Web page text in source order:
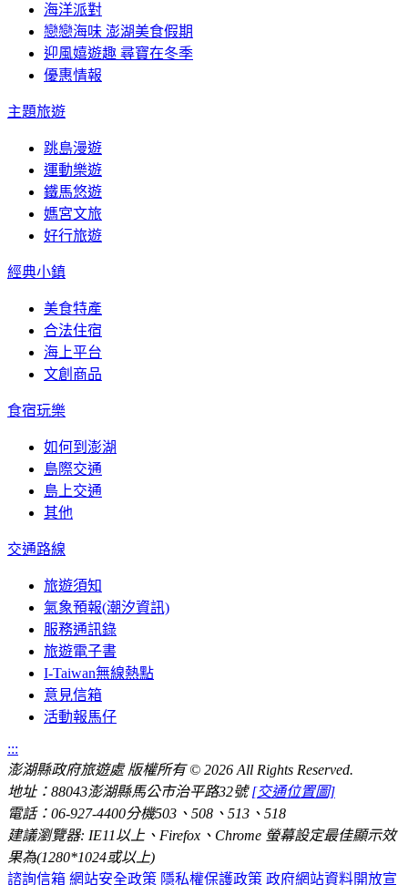
海洋派對
戀戀海味 澎湖美食假期
迎風嬉遊趣 尋寶在冬季
優惠情報
主題旅遊
跳島漫遊
運動樂遊
鐵馬悠遊
媽宮文旅
好行旅遊
經典小鎮
美食特產
合法住宿
海上平台
文創商品
食宿玩樂
如何到澎湖
島際交通
島上交通
其他
交通路線
旅遊須知
氣象預報(潮汐資訊)
服務通訊錄
旅遊電子書
I-Taiwan無線熱點
意見信箱
活動報馬仔
:::
澎湖縣政府旅遊處 版權所有© 2026 All Rights Reserved.
地址：88043澎湖縣馬公市治平路32號[交通位置圖]
電話：06-927-4400分機503、508、513、518
建議瀏覽器: IE11以上、Firefox、Chrome 螢幕設定最佳顯示效
果為(1280*1024或以上)
諮詢信箱 網站安全政策 隱私權保護政策 政府網站資料開放宣